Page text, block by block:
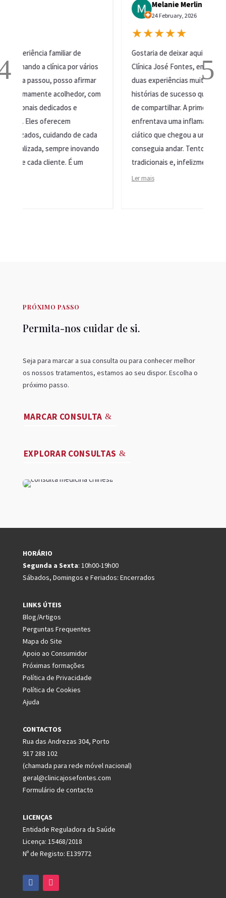
vários
com
Gostaria de deixar aqui a minha recomendação à
Clínica José Fontes, em Portugal, com base em
duas experiências muito marcantes — duas
histórias de sucesso que considero importantes
de compartilhar. A primeira é a do meu pai. Ele
enfrentava uma inflamação tão intensa no nervo
ciático que chegou a um ponto em que já não
conseguia andar. Tentou os tratamentos
tradicionais e, infelizmente, nada funcionou. A...
PRÓXIMO PASSO
Permita-nos cuidar de si.
Seja para marcar a sua consulta ou para conhecer melhor
os nossos tratamentos, estamos ao seu dispor. Escolha o
próximo passo.
MARCAR CONSULTA
EXPLORAR CONSULTAS
HORÁRIO
Segunda a Sexta: 10h00-19h00
Sábados, Domingos e Feriados: Encerrados
LINKS ÚTEIS
Blog/Artigos
Perguntas Frequentes
Mapa do Site
Apoio ao Consumidor
Próximas formações
Política de Privacidade
Política de Cookies
Ajuda
CONTACTOS
Rua das Andrezas 304, Porto
917 288 102
(chamada para rede móvel nacional)
geral@clinicajosefontes.com
Formulário de contacto
LICENÇAS
Entidade Reguladora da Saúde
Licença: 15468/2018
Nº de Registo: E139772